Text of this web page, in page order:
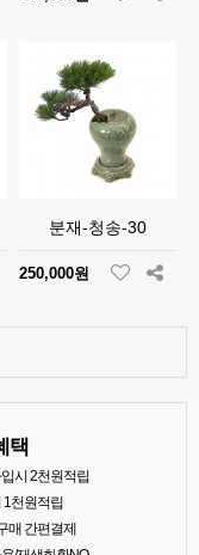
분재-청송-30
250,000원
택
시 2천원적립
천원적립
매 간편결제